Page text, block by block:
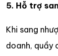
5. Hỗ trợ
Khi sang
doanh, quầy